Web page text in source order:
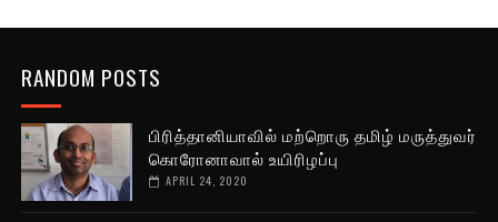
RANDOM POSTS
பிரித்தானியாவில் மற்றொரு தமிழ் மருத்துவர்
கொரோனாவால் உயிரிழப்பு
APRIL 24, 2020